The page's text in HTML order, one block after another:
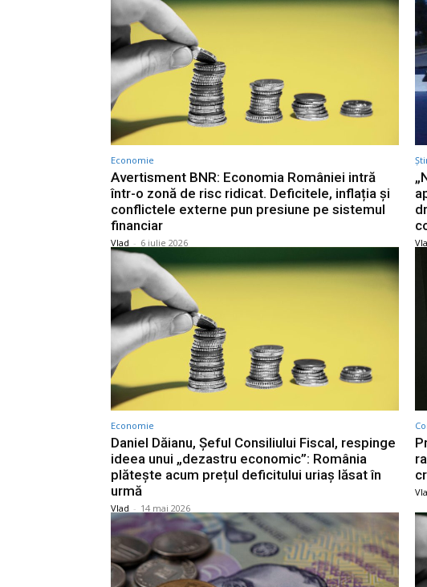
Economie
Avertisment BNR: Economia României intră
într-o zonă de risc ridicat. Deficitele, inflația și
conflictele externe pun presiune pe sistemul
financiar
Vlad - 6 iulie 2026
Economie
Daniel Dăianu, Șeful Consiliului Fiscal, respinge
ideea unui „dezastru economic”: România
plătește acum prețul deficitului uriaș lăsat în
urmă
Vlad - 14 mai 2026